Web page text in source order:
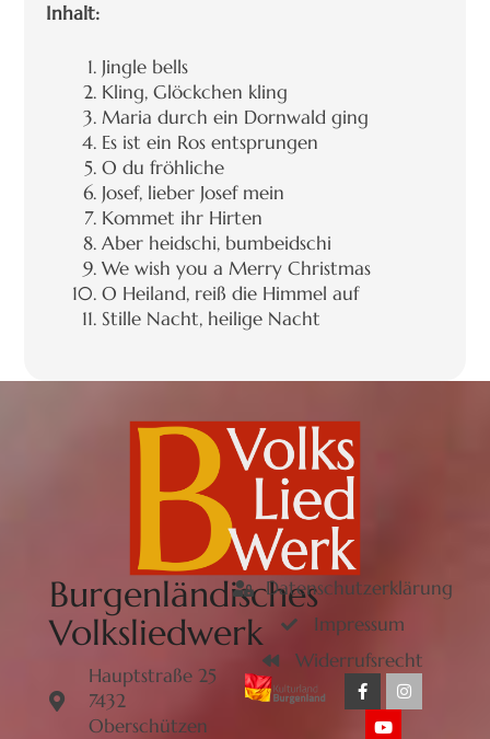
Inhalt:
Jingle bells
Kling, Glöckchen kling
Maria durch ein Dornwald ging
Es ist ein Ros entsprungen
O du fröhliche
Josef, lieber Josef mein
Kommet ihr Hirten
Aber heidschi, bumbeidschi
We wish you a Merry Christmas
O Heiland, reiß die Himmel auf
Stille Nacht, heilige Nacht
Burgenländisches
Volksliedwerk
Hauptstraße 25
7432
Oberschützen
Datenschutzerklärung
Impressum
Widerrufsrecht